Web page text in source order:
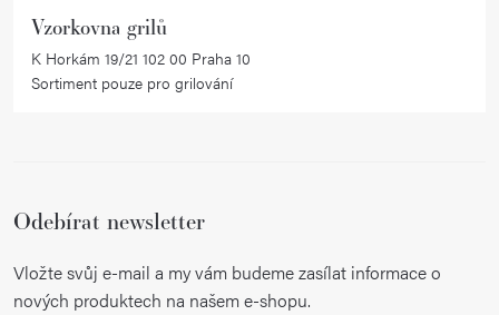
Vzorkovna grilů
K Horkám 19/21 102 00 Praha 10
Sortiment pouze pro grilování
Odebírat newsletter
Vložte svůj e-mail a my vám budeme zasílat informace o
nových produktech na našem e-shopu.